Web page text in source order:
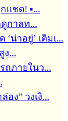
แชต! ▪...
กาลท...
าอยู่’ เติมเ...
ง...
ถภายในว...
ง” วงเงิ...